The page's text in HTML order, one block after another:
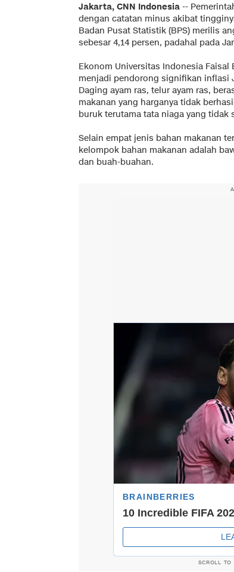
Jakarta, CNN Indonesia --
dengan catatan minus akibat
Badan Pusat Statistik (BPS) merilis
sebesar 4,14 persen, padahal pada
Ekonom Universitas Indonesia
menjadi pendorong signifikan inflasi
Daging ayam ras, telur ayam ras,
makanan yang harganya tidak
buruk terutama tata niaga yang tidak
Selain empat jenis bahan makanan
kelompok bahan makanan adalah
dan buah-buahan.
SCROLL